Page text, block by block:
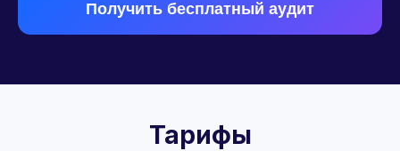
Получить бесплатный аудит
Тарифы